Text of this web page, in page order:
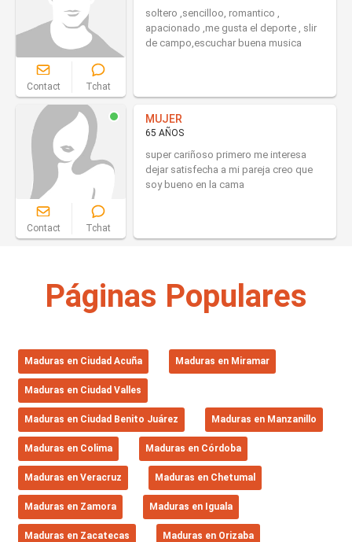
Contact Tchat
soltero ,sencilloo, romantico ,
apacionado ,me gusta el deporte , slir
de campo,escuchar buena musica
Contact Tchat
MUJER
65 AÑOS
super cariñoso primero me interesa
dejar satisfecha a mi pareja creo que
soy bueno en la cama
Páginas Populares
Maduras en Ciudad Acuña Maduras en Miramar
Maduras en Ciudad Valles
Maduras en Ciudad Benito Juárez Maduras en Manzanillo
Maduras en Colima Maduras en Córdoba
Maduras en Veracruz Maduras en Chetumal
Maduras en Zamora Maduras en Iguala
Maduras en Zacatecas Maduras en Orizaba